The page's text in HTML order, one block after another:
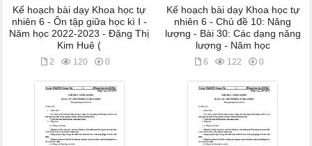
Kế hoạch bài dạy Khoa học tự
nhiên 6 - Ôn tập giữa học kì I -
Năm học 2022-2023 - Đặng Thị
Kim Huê (
2 120 0
Kế hoạch bài dạy Khoa học tự
nhiên 6 - Chủ đề 10: Năng
lượng - Bài 30: Các dạng năng
lượng - Năm học
6 122 0